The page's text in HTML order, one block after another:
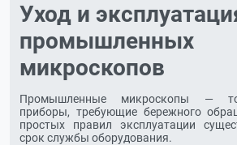
Уход и
промышленных
микроскопов
Промышленные микроскопы —
приборы, требующие бережного
простых правил эксплуатации
срок службы оборудования.